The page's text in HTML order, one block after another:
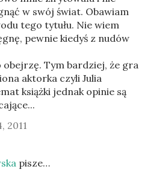
w swój świat. Obawiam
tego tytułu. Nie wiem
pewnie kiedyś z nudów
obejrzę. Tym bardziej, że gra
aktorka czyli Julia
książki jednak opinie są
2011
pisze…